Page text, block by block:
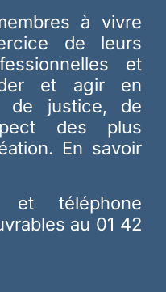
à vivre
de leurs
et
et agir en
de justice, de
des plus
En savoir
et téléphone
au 01 42